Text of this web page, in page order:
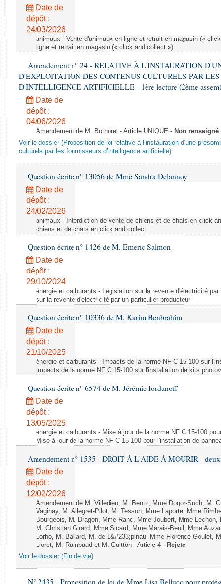
Rapports législatifs
Rapports sur l'application des lois
Baromètre de l’application des lois
Dossiers législatifs
Budget et sécurité sociale
Questions écrites et orales
Comptes rendus des débats
Date de
dépôt :
24/03/2026
animaux - Vente d'animaux en ligne et retrait en magasin («
ligne et retrait en magasin (« click and collect »)
Amendement n° 24 - RELATIVE À L'INSTAURATION
D'EXPLOITATION DES CONTENUS CULTURELS PAR LES
D'INTELLIGENCE ARTIFICIELLE - 1ère lecture (2ème
Date de
dépôt :
04/06/2026
Amendement de M. Bothorel - Article UNIQUE - Non renseigné
Voir le dossier (Proposition de loi relative à l’instauration d’une
culturels par les fournisseurs d’intelligence artificielle)
Question écrite n° 13056 de Mme Sandra Delannoy
Date de
dépôt :
24/02/2026
animaux - Interdiction de vente de chiens et de chats en click
chiens et de chats en click and collect
Question écrite n° 1426 de M. Emeric Salmon
Date de
dépôt :
29/10/2024
énergie et carburants - Législation sur la revente d'électricité
sur la revente d'électricité par un particulier producteur
Question écrite n° 10336 de M. Karim Benbrahim
Date de
dépôt :
21/10/2025
énergie et carburants - Impacts de la norme NF C 15-100 sur
Impacts de la norme NF C 15-100 sur l'installation de kits
Question écrite n° 6574 de M. Jérémie Iordanoff
Date de
dépôt :
13/05/2025
énergie et carburants - Mise à jour de la norme NF C 15-100
Mise à jour de la norme NF C 15-100 pour l'installation de
Amendement n° 1535 - DROIT À L'AIDE À MOURIR -
Date de
dépôt :
12/02/2026
Amendement de M. Villedieu, M. Bentz, Mme Dogor-Such, M.
Vaginay, M. Allegret-Pilot, M. Tesson, Mme Laporte, Mme
Bourgeois, M. Dragon, Mme Ranc, Mme Joubert, Mme
M. Christian Girard, Mme Sicard, Mme Marais-Beuil, Mme
Lorho, M. Ballard, M. de L&#233;pinau, Mme Florence Goulet,
Lioret, M. Rambaud et M. Guitton - Article 4 - Rejeté
Voir le dossier (Fin de vie)
N° 2435 - Proposition de loi de Mme Lisa Belluco pour